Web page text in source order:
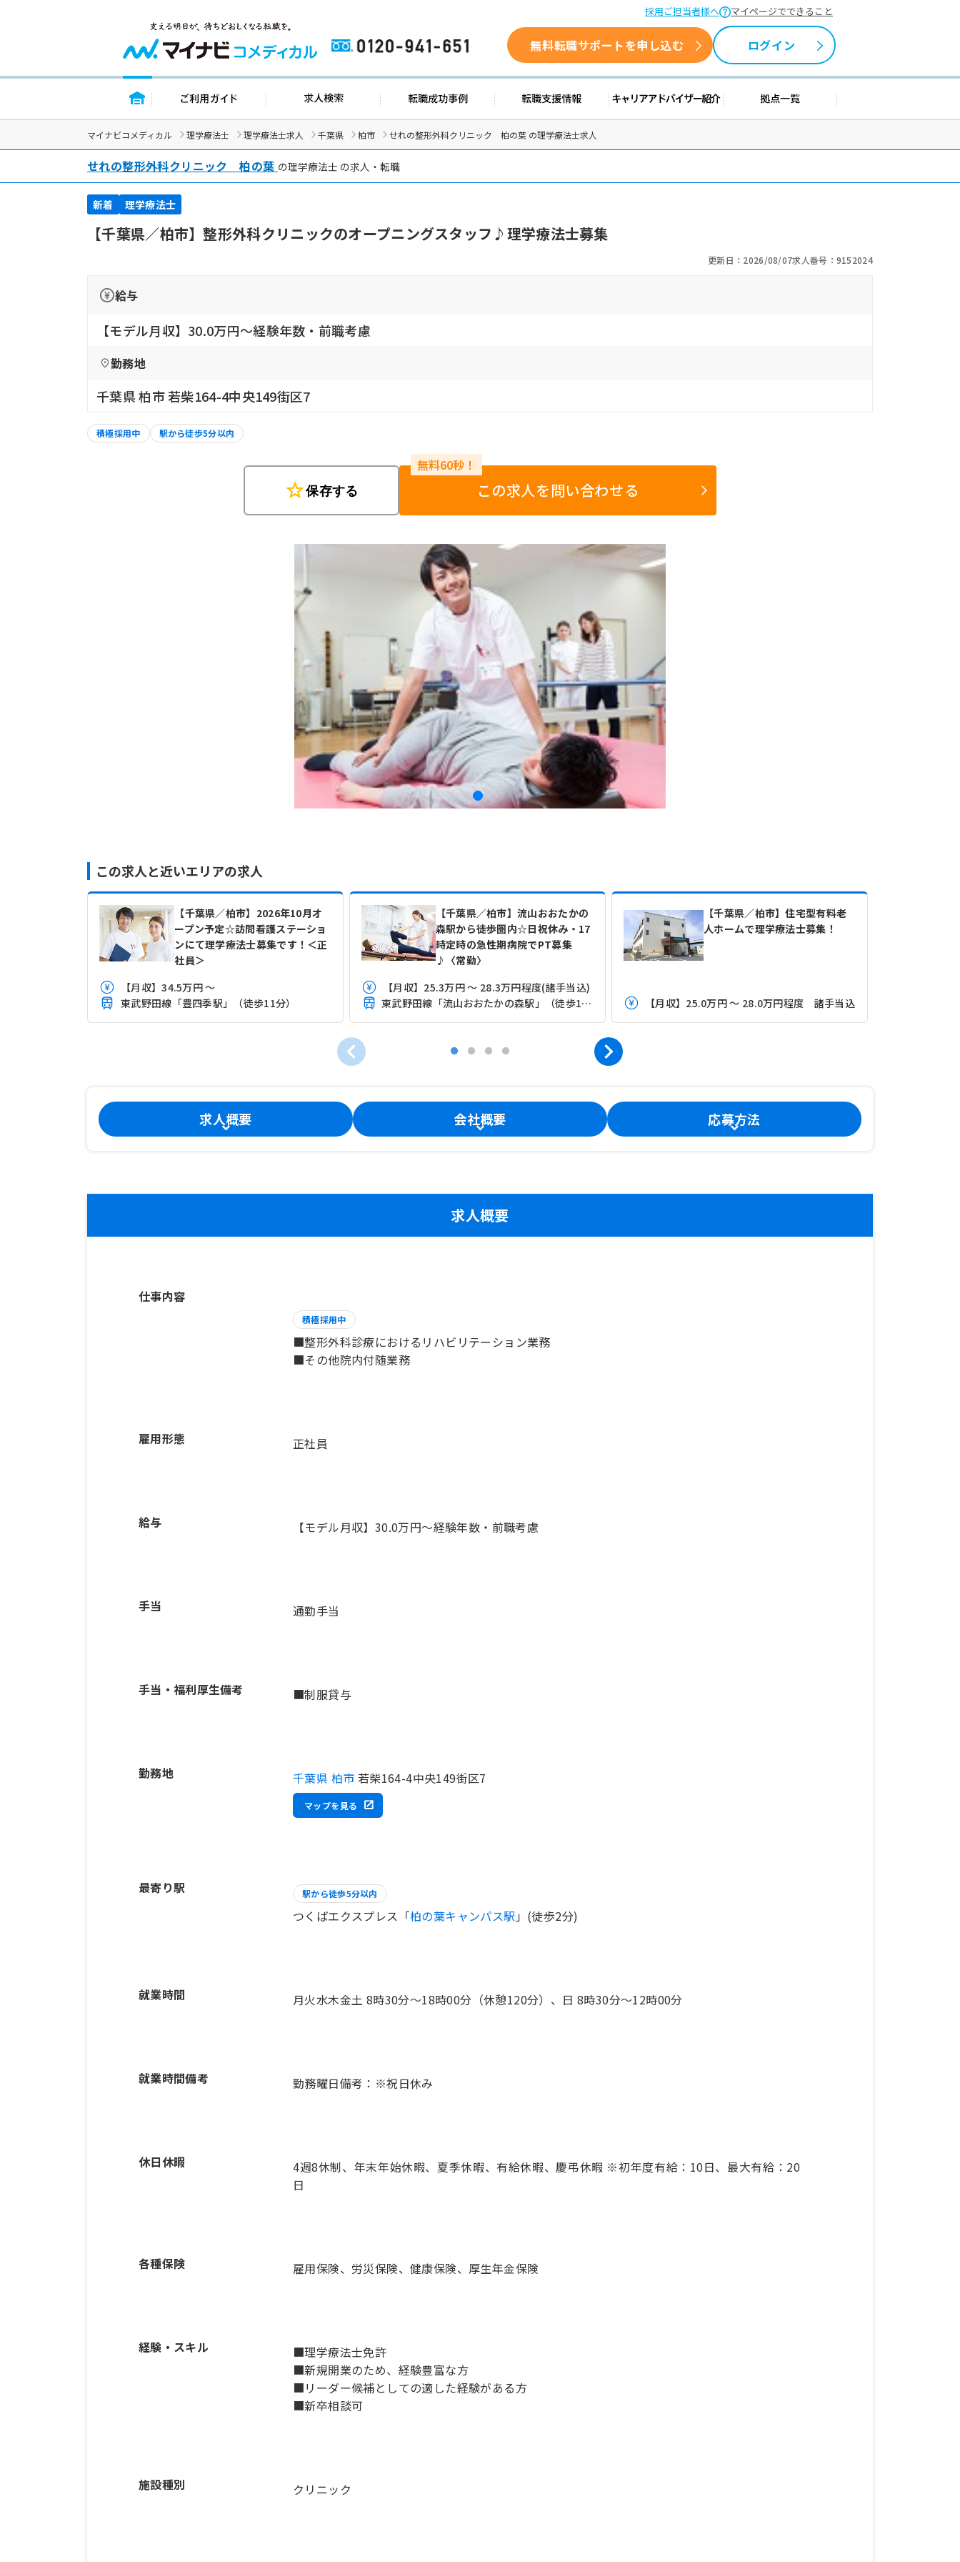
採用ご担当者様へ マイページでできること
0120-941-651 無料転職サポートを申し込む ログイン
トップページ ご利用ガイド 求人検索 転職成功事例 転職支援情報 キャリアアドバイザー紹介 拠点一覧
マイナビコメディカル 理学療法士 理学療法士求人 千葉県 柏市 せれの整形外科クリニック 柏の葉 の理学療法士求人
せれの整形外科クリニック 柏の葉 の理学療法士 の求人・転職
新着 理学療法士
【千葉県／柏市】整形外科クリニックのオープニングスタッフ♪理学療法士募集
更新日：2026/08/07求人番号：9152024
給与
【モデル月収】30.0万円〜経験年数・前職考慮
勤務地
千葉県 柏市 若柴164-4中央149街区7
積極採用中 駅から徒歩5分以内
star保存する この求人を問い合わせる
この求人と近いエリアの求人
【千葉県／柏市】2026年10月オ
ープン予定☆訪問看護ステーショ
ンにて理学療法士募集です！＜正
社員＞
【月収】34.5万円 ～
東武野田線「豊四季駅」（徒歩11分）
【千葉県／柏市】流山おおたかの
森駅から徒歩圏内☆日祝休み・17
時定時の急性期病院でPT募集
♪〈常勤〉
【月収】25.3万円 ～ 28.3万円程度(諸手当込)
東武野田線「流山おおたかの森駅」（徒歩10分）
【千葉県／柏市】住宅型有料老
人ホームで理学療法士募集！
【月収】25.0万円 ～ 28.0万円程度 諸手当込
求人概要 会社概要 応募方法
求人概要
仕事内容
積極採用中
■整形外科診療におけるリハビリテーション業務
■その他院内付随業務
雇用形態 正社員
給与 【モデル月収】30.0万円〜経験年数・前職考慮
手当 通勤手当
手当・福利厚生備考 ■制服貸与
勤務地 千葉県 柏市 若柴164-4中央149街区7
マップを見る
最寄り駅 駅から徒歩5分以内
つくばエクスプレス「柏の葉キャンパス駅 」(徒歩2分)
就業時間 月火水木金土 8時30分〜18時00分（休憩120分）、日 8時30分〜12時00分
就業時間備考
休日休暇
4週8休制、年末年始休暇、夏季休暇、有給休暇、慶弔休暇 ※初年度有給：10日、最大有給：20
日
各種保険 雇用保険、労災保険、健康保険、厚生年金保険
経験・スキル
■理学療法士免許
■新規開業のため、経験豊富な方
■リーダー候補としての適した経験がある方
■新卒相談可
施設種別 クリニック